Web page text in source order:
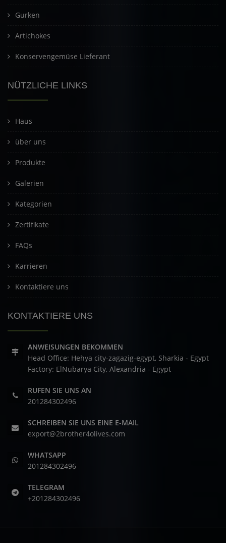
Gurken
Artichokes
Konservengemüse Lieferant
NÜTZLICHE LINKS
Haus
über uns
Produkte
Galerien
Kategorien
Zertifikate
FAQs
Karrieren
Kontaktiere uns
KONTAKTIERE UNS
ANWEISUNGEN BEKOMMEN
Head Office: Hehya city-zagazig-egypt, Sharkia - Egypt
Factory: ElNubarya City, Alexandria - Egypt
RUFEN SIE UNS AN
201284302496
SCHREIBEN SIE UNS EINE E-MAIL
export@2brother4olives.com
WHATSAPP
201284302496
TELEGRAM
+201284302496